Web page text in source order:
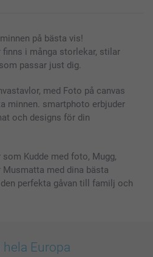
på bästa vis!
i många storlekar, stilar
passar just dig.
med Foto på canvas
minnen. smartphoto erbjuder
och designs för din
Kudde med foto, Mugg,
med dina bästa
perfekta gåvan till familj och
Europa